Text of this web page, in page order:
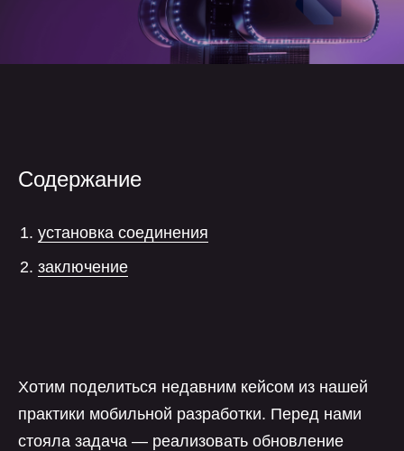
Содержание
установка соединения
заключение
Хотим поделиться недавним кейсом из нашей
практики мобильной разработки. Перед нами
стояла задача — реализовать обновление